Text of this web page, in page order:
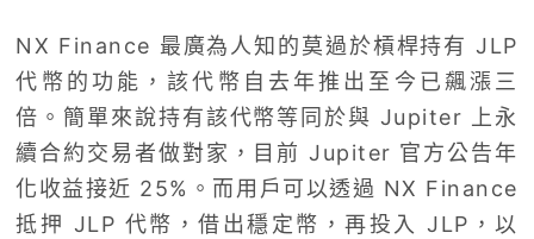
NX Finance 最廣為人知的莫過於槓桿持有 JLP
代幣的功能，該代幣自去年推出至今已飆漲三
倍。簡單來說持有該代幣等同於與 Jupiter 上永
續合約交易者做對家，目前 Jupiter 官方公告年
化收益接近 25%。而用戶可以透過 NX Finance
抵押 JLP 代幣，借出穩定幣，再投入 JLP，以